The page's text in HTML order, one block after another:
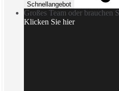
Schnellangebot
Großes Team oder brauchen
Klicken Sie hier